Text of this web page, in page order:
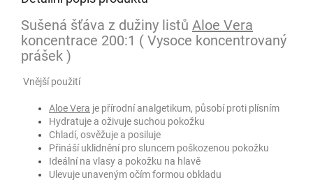
Sušená šťáva z dužiny listů Aloe Vera
koncentrace 200:1 ( Vysoce koncentrovaný
prášek )
Vnější použití
Aloe Vera je přírodní analgetikum, působí proti plísním
Hydratuje a oživuje suchou pokožku
Chladí, osvěžuje a posiluje
Přináší uklidnění pro sluncem poškozenou pokožku
Ideální na vlasy a pokožku na hlavě
Ulevuje unaveným očím formou obkladu